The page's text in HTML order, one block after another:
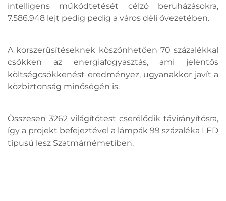
intelligens működtetését célzó beruházásokra,
7.586.948 lejt pedig pedig a város déli övezetében.
A korszerűsítéseknek köszönhetően 70 százalékkal
csökken az energiafogyasztás, ami jelentős
költségcsökkenést eredményez, ugyanakkor javít a
közbiztonság minőségén is.
Összesen 3262 világítótest cserélődik távirányítósra,
így a projekt befejeztével a lámpák 99 százaléka LED
típusú lesz Szatmárnémetiben.